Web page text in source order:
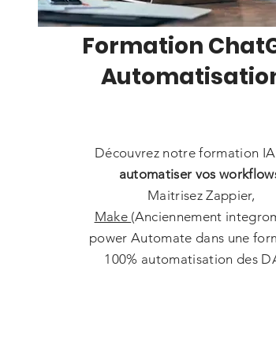
Formation
Découvrez notre formation
automatiser vos
Maitrisez Zappier,
Make (Anciennement
power Automate dans une
100% automatisation des